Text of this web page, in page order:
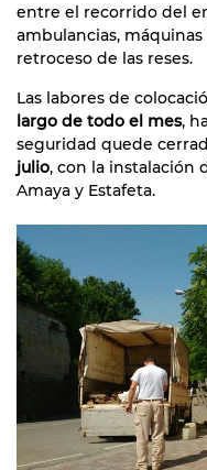
entre el recorrido del
ambulancias,
retroceso de las reses.
Las labores de
largo de todo el mes,
seguridad quede
julio, con la instalación
Amaya y Estafeta.